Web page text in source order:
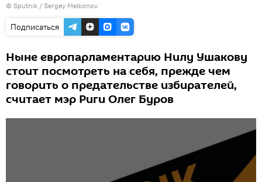
© Sputnik / Sergey Melkonov
Подписаться
Ныне европарламентарию Нилу Ушакову
стоит посмотреть на себя, прежде чем
говорить о предательстве избирателей,
считает мэр Риги Олег Буров